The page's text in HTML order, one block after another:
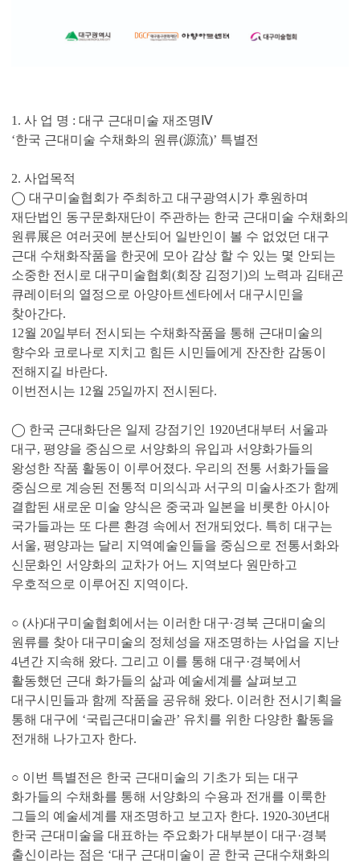
1. 사 업 명 : 대구 근대미술 재조명Ⅳ
‘한국 근대미술 수채화의 원류(源流)’ 특별전
2. 사업목적
◯ 대구미술협회가 주최하고 대구광역시가 후원하며
재단법인 동구문화재단이 주관하는 한국 근대미술 수채화의
원류展은 여러곳에 분산되어 일반인이 볼 수 없었던 대구
근대 수채화작품을 한곳에 모아 감상 할 수 있는 몇 안되는
소중한 전시로 대구미술협회(회장 김정기)의 노력과 김태곤
큐레이터의 열정으로 아양아트센타에서 대구시민을
찾아간다.
12월 20일부터 전시되는 수채화작품을 통해 근대미술의
향수와 코로나로 지치고 힘든 시민들에게 잔잔한 감동이
전해지길 바란다.
이번전시는 12월 25일까지 전시된다.
◯ 한국 근대화단은 일제 강점기인 1920년대부터 서울과
대구, 평양을 중심으로 서양화의 유입과 서양화가들의
왕성한 작품 활동이 이루어졌다. 우리의 전통 서화가들을
중심으로 계승된 전통적 미의식과 서구의 미술사조가 함께
결합된 새로운 미술 양식은 중국과 일본을 비롯한 아시아
국가들과는 또 다른 환경 속에서 전개되었다. 특히 대구는
서울, 평양과는 달리 지역예술인들을 중심으로 전통서화와
신문화인 서양화의 교차가 어느 지역보다 원만하고
우호적으로 이루어진 지역이다.
○ (사)대구미술협회에서는 이러한 대구∙경북 근대미술의
원류를 찾아 대구미술의 정체성을 재조명하는 사업을 지난
4년간 지속해 왔다. 그리고 이를 통해 대구·경북에서
활동했던 근대 화가들의 삶과 예술세계를 살펴보고
대구시민들과 함께 작품을 공유해 왔다. 이러한 전시기획을
통해 대구에 ‘국립근대미술관’ 유치를 위한 다양한 활동을
전개해 나가고자 한다.
○ 이번 특별전은 한국 근대미술의 기초가 되는 대구
화가들의 수채화를 통해 서양화의 수용과 전개를 이룩한
그들의 예술세계를 재조명하고 보고자 한다. 1920-30년대
한국 근대미술을 대표하는 주요화가 대부분이 대구·경북
출신이라는 점은 ‘대구 근대미술이 곧 한국 근대수채화의